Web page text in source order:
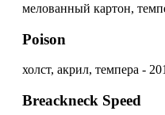
мелованный картон,
Poison
холст, акрил, темпера -
Breackneck Speed